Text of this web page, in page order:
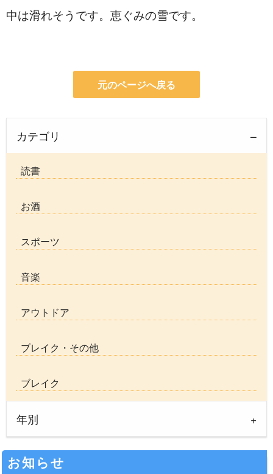
中は滑れそうです。恵ぐみの雪です。
元のページへ戻る
カテゴリ
読書
お酒
スポーツ
音楽
アウトドア
ブレイク・その他
ブレイク
年別
お知らせ